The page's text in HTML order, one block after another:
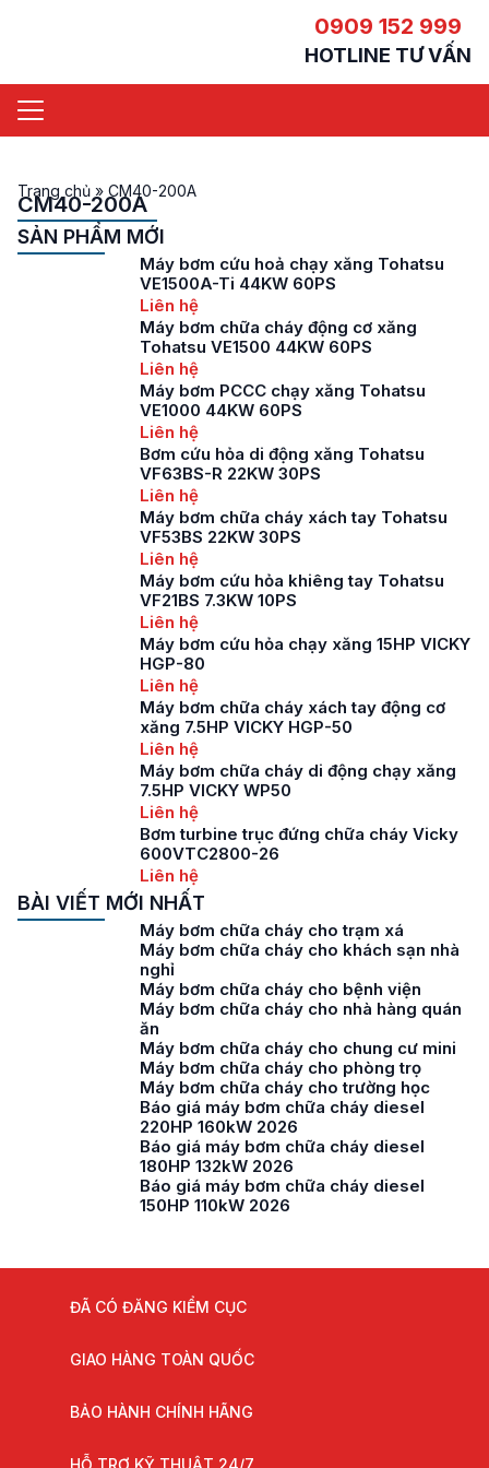
0909 152 999
HOTLINE TƯ VẤN
Trang chủ » CM40-200A
CM40-200A
SẢN PHẨM MỚI
Máy bơm cứu hoả chạy xăng Tohatsu
VE1500A-Ti 44KW 60PS
Liên hệ
Máy bơm chữa cháy động cơ xăng
Tohatsu VE1500 44KW 60PS
Liên hệ
Máy bơm PCCC chạy xăng Tohatsu
VE1000 44KW 60PS
Liên hệ
Bơm cứu hỏa di động xăng Tohatsu
VF63BS-R 22KW 30PS
Liên hệ
Máy bơm chữa cháy xách tay Tohatsu
VF53BS 22KW 30PS
Liên hệ
Máy bơm cứu hỏa khiêng tay Tohatsu
VF21BS 7.3KW 10PS
Liên hệ
Máy bơm cứu hỏa chạy xăng 15HP VICKY
HGP-80
Liên hệ
Máy bơm chữa cháy xách tay động cơ
xăng 7.5HP VICKY HGP-50
Liên hệ
Máy bơm chữa cháy di động chạy xăng
7.5HP VICKY WP50
Liên hệ
Bơm turbine trục đứng chữa cháy Vicky
600VTC2800-26
Liên hệ
BÀI VIẾT MỚI NHẤT
Máy bơm chữa cháy cho trạm xá
Máy bơm chữa cháy cho khách sạn nhà
nghỉ
Máy bơm chữa cháy cho bệnh viện
Máy bơm chữa cháy cho nhà hàng quán
ăn
Máy bơm chữa cháy cho chung cư mini
Máy bơm chữa cháy cho phòng trọ
Máy bơm chữa cháy cho trường học
Báo giá máy bơm chữa cháy diesel
220HP 160kW 2026
Báo giá máy bơm chữa cháy diesel
180HP 132kW 2026
Báo giá máy bơm chữa cháy diesel
150HP 110kW 2026
ĐÃ CÓ ĐĂNG KIỂM CỤC
GIAO HÀNG TOÀN QUỐC
BẢO HÀNH CHÍNH HÃNG
HỖ TRỢ KỸ THUẬT 24/7